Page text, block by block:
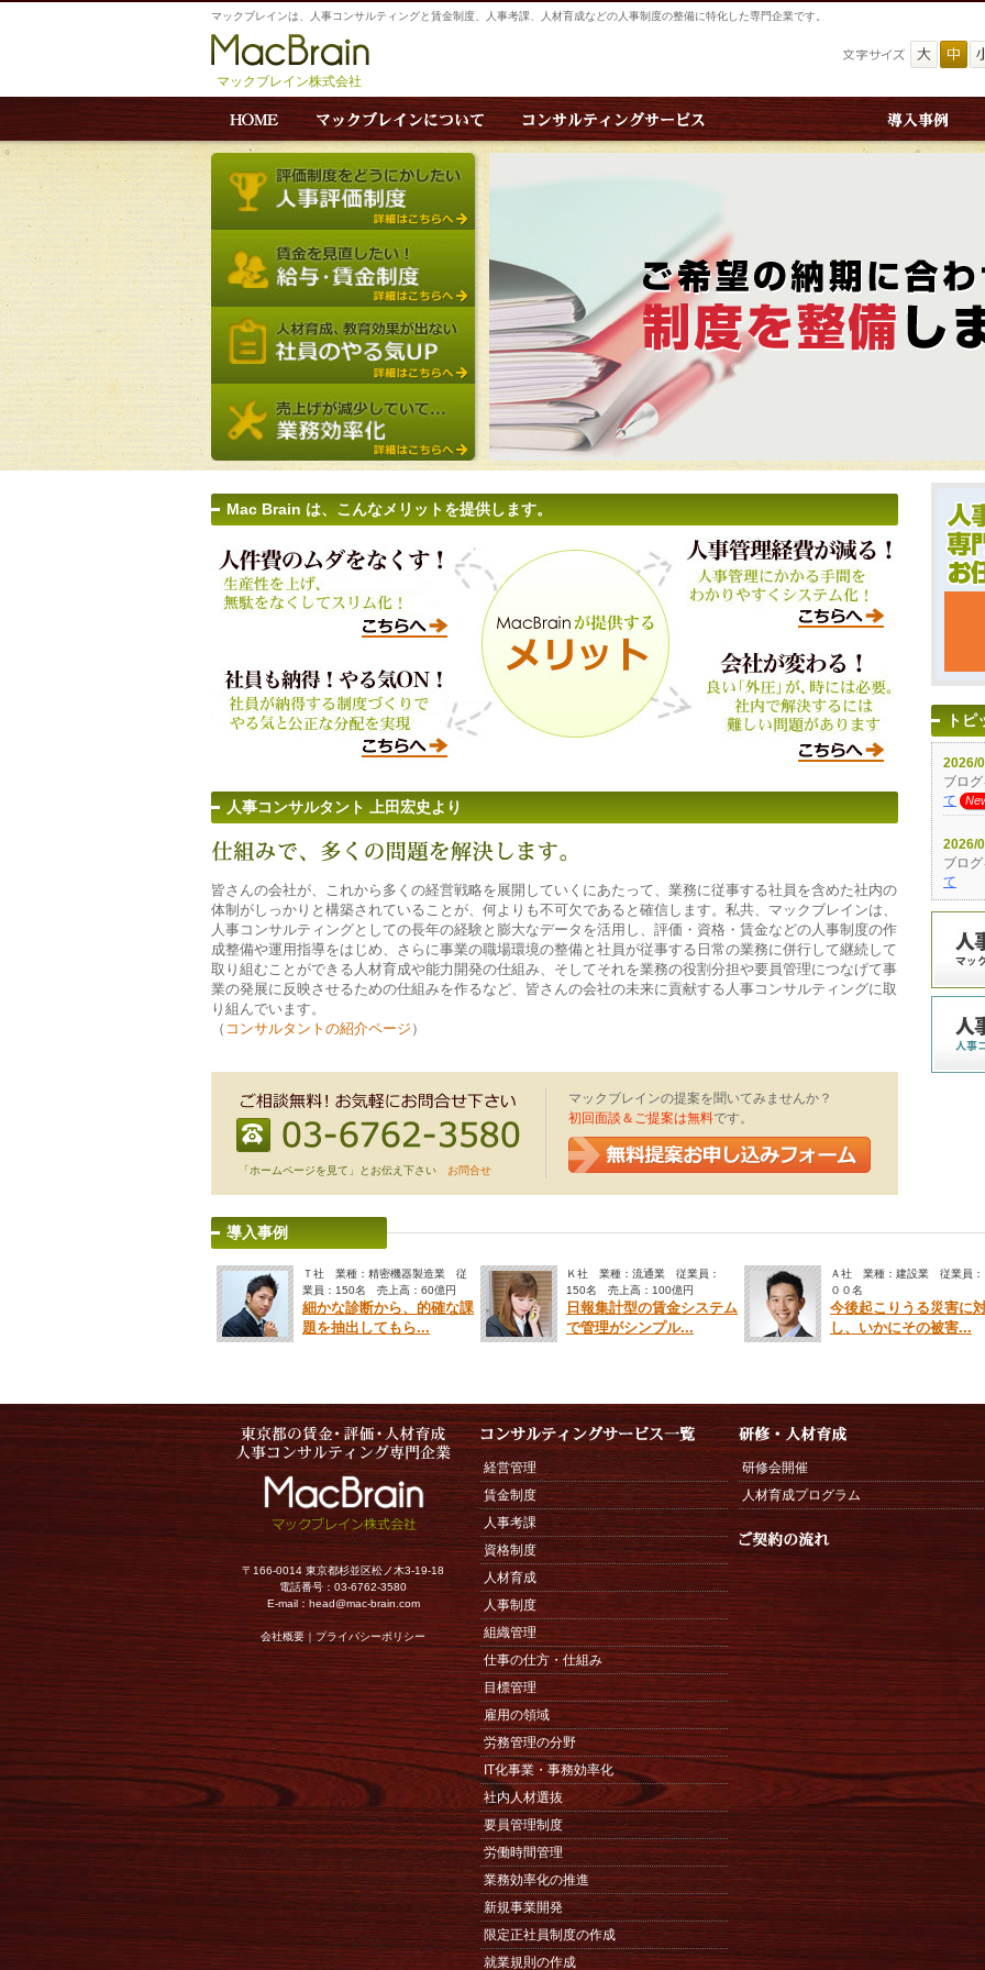
マックブレインは、人事コンサルティングと賃金制度、人事考課、人材育成などの人事制度の整備に特化した専門企業です。
マックブレイン株式会社
Mac Brain は、こんなメリットを提供します。
人事コンサルタント 上田宏史より
皆さんの会社が、これから多くの経営戦略を展開していくにあたって、業務に従事する社員を含めた社内の
体制がしっかりと構築されていることが、何よりも不可欠であると確信します。私共、マックブレインは、
人事コンサルティングとしての長年の経験と膨大なデータを活用し、評価・資格・賃金などの人事制度の作
成整備や運用指導をはじめ、さらに事業の職場環境の整備と社員が従事する日常の業務に併行して継続して
取り組むことができる人材育成や能力開発の仕組み、そしてそれを業務の役割分担や要員管理につなげて事
業の発展に反映させるための仕組みを作るなど、皆さんの会社の未来に貢献する人事コンサルティングに取
り組んでいます。
（ コンサルタントの紹介ページ ）
マックブレインの提案を聞いてみませんか？
初回面談＆ご提案は無料です。
「ホームページを見て」とお伝え下さい お問合せ
トピ
導入事例
Ｔ社 業種：精密機器製造業 従
業員：150名 売上高：60億円
細かな診断から、的確な課
題を抽出してもら...
Ｋ社 業種：流通業 従業員：
150名 売上高：100億円
日報集計型の賃金システム
で管理がシンプル...
Ａ社 業種：建設業 従業員：
００名
今後起こりうる災害に
し、いかにその被害...
〒166-0014 東京都杉並区松ノ木3-19-18
電話番号：03-6762-3580
E-mail： head@mac-brain.com
会社概要｜プライバシーポリシー
経営管理
賃金制度
人事考課
資格制度
人材育成
人事制度
組織管理
仕事の仕方・仕組み
目標管理
雇用の領域
労務管理の分野
IT化事業・事務効率化
社内人材選抜
要員管理制度
労働時間管理
業務効率化の推進
新規事業開発
限定正社員制度の作成
就業規則の作成
研修会開催
人材育成プログラム